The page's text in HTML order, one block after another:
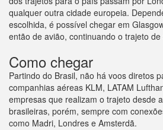
qualquer outra cidade europeia.
escolhida, é possível chegar em
então de avião, continuando o trajeto
Como chegar
Partindo do Brasil, não há voos diretos
companhias aéreas KLM, LATAM
empresas que realizam o trajeto desde
brasileiras, porém, sempre com
como Madri, Londres e Amsterdã.